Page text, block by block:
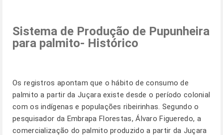
Sistema de Produção de Pupunheira
para palmito- Histórico
Os registros apontam que o hábito de consumo de
palmito a partir da Juçara existe desde o período colonial
com os indígenas e populações ribeirinhas. Segundo o
pesquisador da Embrapa Florestas, Álvaro Figueredo, a
comercialização do palmito produzido a partir da Juçara